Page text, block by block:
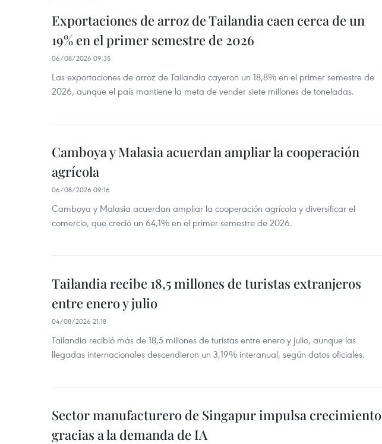
Exportaciones de arroz de Tailandia caen cerca de un
19% en el primer semestre de 2026
06/08/2026 09:35
Las exportaciones de arroz de Tailandia cayeron un 18,8% en el primer semestre de
2026, aunque el país mantiene la meta de vender siete millones de toneladas.
Camboya y Malasia acuerdan ampliar la cooperación
agrícola
06/08/2026 09:16
Camboya y Malasia acuerdan ampliar la cooperación agrícola y diversificar el
comercio, que creció un 64,1% en el primer semestre de 2026.
Tailandia recibe 18,5 millones de turistas extranjeros
entre enero y julio
04/08/2026 21:18
Tailandia recibió más de 18,5 millones de turistas entre enero y julio, aunque las
llegadas internacionales descendieron un 3,19% interanual, según datos oficiales.
Sector manufacturero de Singapur impulsa crecimiento
gracias a la demanda de IA